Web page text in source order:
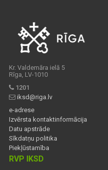
Kr. Valdemāra ielā 5
Rīga, LV-1010
1201
iksd@riga.lv
e-adrese
Izvērsta kontaktinformācija
Datu apstrāde
Sīkdatņu politika
Piekļūstamība
RVP IKSD